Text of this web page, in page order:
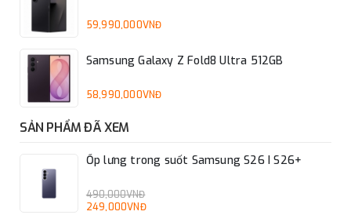
59,990,000VNĐ
Samsung Galaxy Z Fold8 Ultra 512GB
58,990,000VNĐ
SẢN PHẨM ĐÃ XEM
Ốp lưng trong suốt Samsung S26 I S26+
490,000VNĐ
249,000VNĐ